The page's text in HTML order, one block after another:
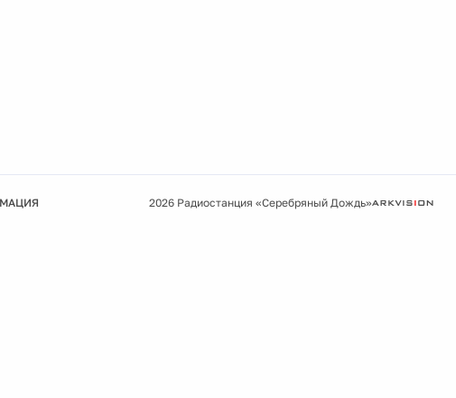
2026 Радиостанция «Серебряный Дождь»